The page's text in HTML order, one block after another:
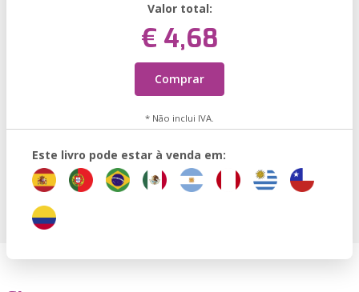
Valor total:
€ 4,68
Comprar
* Não inclui IVA.
Este livro pode estar à venda em: